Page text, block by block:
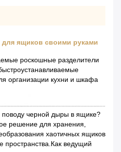
ящиков своими руками
роскошные разделители
организации кухни и шкафа
поводу черной дыры в ящике?
решение для хранения,
хаотичных ящиков
пространства.Как ведущий